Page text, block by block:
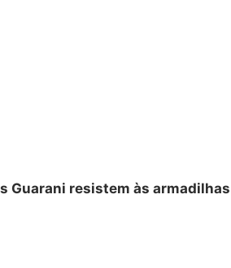
s Guarani resistem às